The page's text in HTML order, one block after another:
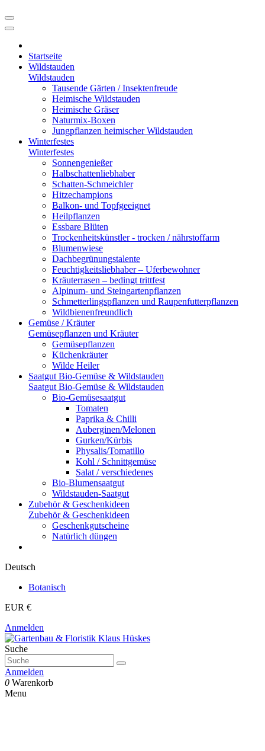
Startseite
Wildstauden
Wildstauden
Tausende Gärten / Insektenfreude
Heimische Wildstauden
Heimische Gräser
Naturmix-Boxen
Jungpflanzen heimischer Wildstauden
Winterfestes
Winterfestes
Sonnengenießer
Halbschattenliebhaber
Schatten-Schmeichler
Hitzechampions
Balkon- und Topfgeeignet
Heilpflanzen
Essbare Blüten
Trockenheitskünstler - trocken / nährstoffarm
Blumenwiese
Dachbegrünungstalente
Feuchtigkeitsliebhaber – Uferbewohner
Kräuterrasen – bedingt trittfest
Alpinum- und Steingartenpflanzen
Schmetterlingspflanzen und Raupenfutterpflanzen
Wildbienenfreundlich
Gemüse / Kräuter
Gemüsepflanzen und Kräuter
Gemüsepflanzen
Küchenkräuter
Wilde Heiler
Saatgut Bio-Gemüse & Wildstauden
Saatgut Bio-Gemüse & Wildstauden
Bio-Gemüsesaatgut
Tomaten
Paprika & Chilli
Auberginen/Melonen
Gurken/Kürbis
Physalis/Tomatillo
Kohl / Schnittgemüse
Salat / verschiedenes
Bio-Blumensaatgut
Wildstauden-Saatgut
Zubehör & Geschenkideen
Zubehör & Geschenkideen
Geschenkgutscheine
Natürlich düngen
Deutsch
Botanisch
EUR €
Anmelden
Suche
Anmelden
0 Warenkorb
Menu